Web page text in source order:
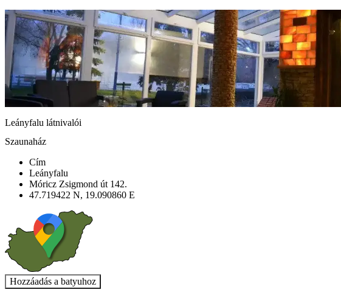
Leányfalu látnivalói
Szaunaház
Cím
Leányfalu
Móricz Zsigmond út 142.
47.719422 N, 19.090860 E